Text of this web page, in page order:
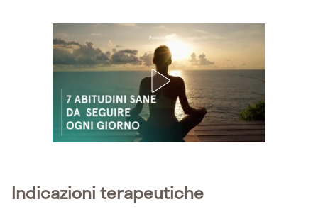
Indicazioni terapeutiche